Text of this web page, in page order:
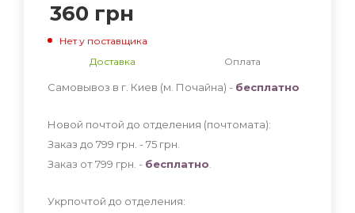
360 грн
Нет у поставщика
Доставка
Оплата
Самовывоз в г. Киев (м. Почайна) - бесплатно
Новой почтой до отделения (почтомата):
Заказ до 799 грн. - 75 грн
Заказ от 799 грн. - бесплатно
Укрпочтой до отделения: